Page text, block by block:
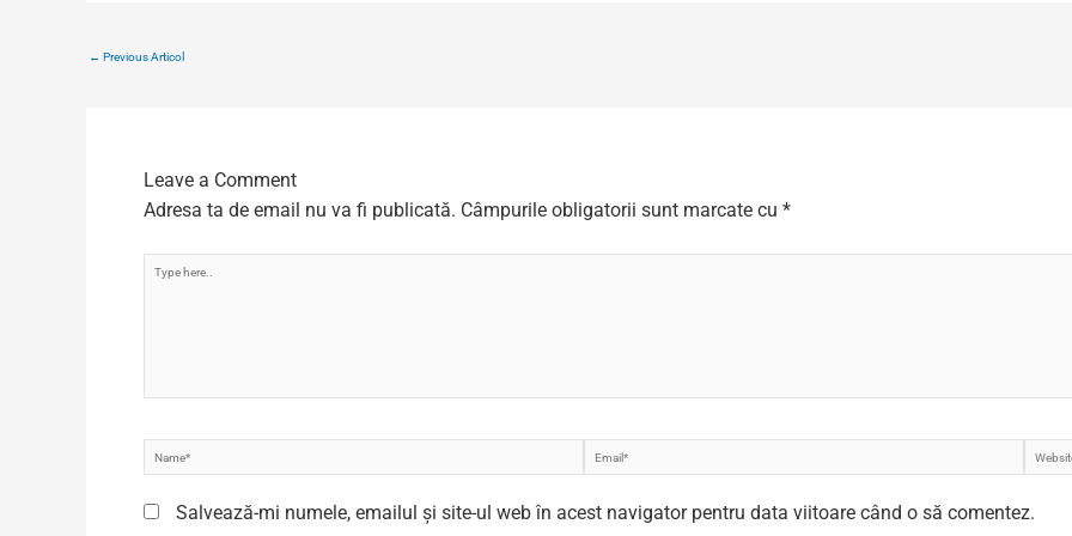
← Previous Articol
Leave a Comment
Adresa ta de email nu va fi publicată. Câmpurile obligatorii sunt marcate cu *
Type
Name* Email*
Salvează-mi numele, emailul și site-ul web în acest navigator pentru data viitoare când o să comentez.